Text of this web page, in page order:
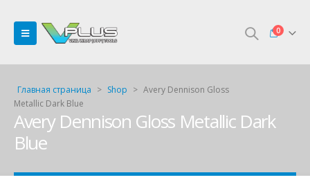
0
Главная страница > Shop > Avery Dennison Gloss
Metallic Dark Blue
Avery Dennison Gloss Metallic Dark
Blue